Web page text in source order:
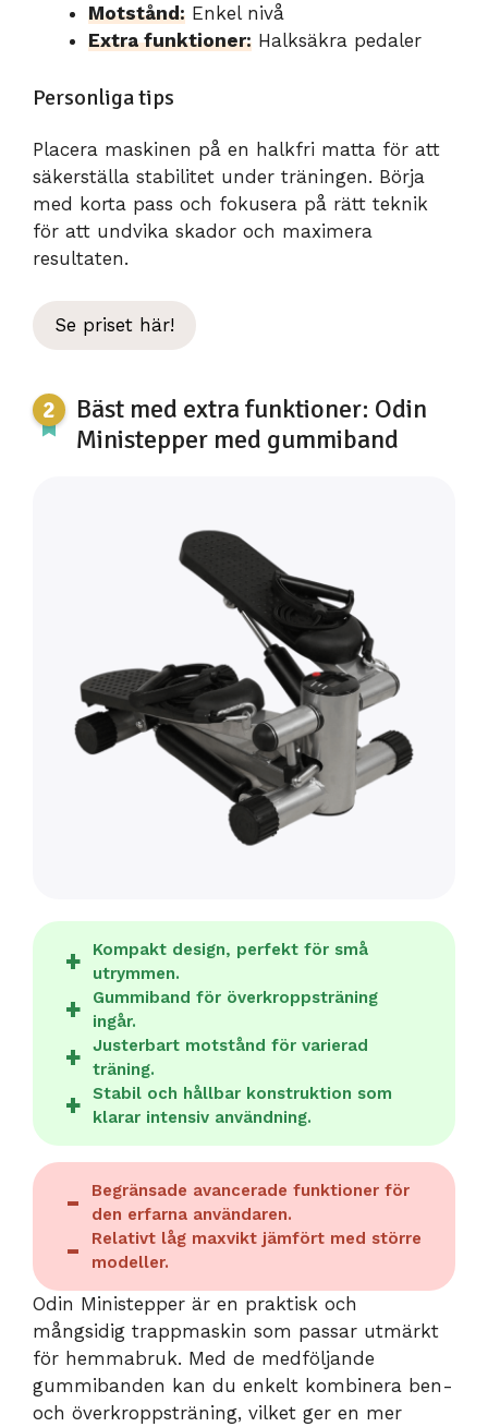
Motstånd: Enkel nivå
Extra funktioner: Halksäkra pedaler
Personliga tips
Placera maskinen på en halkfri matta för att
säkerställa stabilitet under träningen. Börja
med korta pass och fokusera på rätt teknik
för att undvika skador och maximera
resultaten.
Se priset här!
Bäst med extra funktioner: Odin
Ministepper med gummiband
Kompakt design, perfekt för små
utrymmen.
Gummiband för överkroppsträning
ingår.
Justerbart motstånd för varierad
träning.
Stabil och hållbar konstruktion som
klarar intensiv användning.
Begränsade avancerade funktioner för
den erfarna användaren.
Relativt låg maxvikt jämfört med större
modeller.
Odin Ministepper är en praktisk och
mångsidig trappmaskin som passar utmärkt
för hemmabruk. Med de medföljande
gummibanden kan du enkelt kombinera ben-
och överkroppsträning, vilket ger en mer